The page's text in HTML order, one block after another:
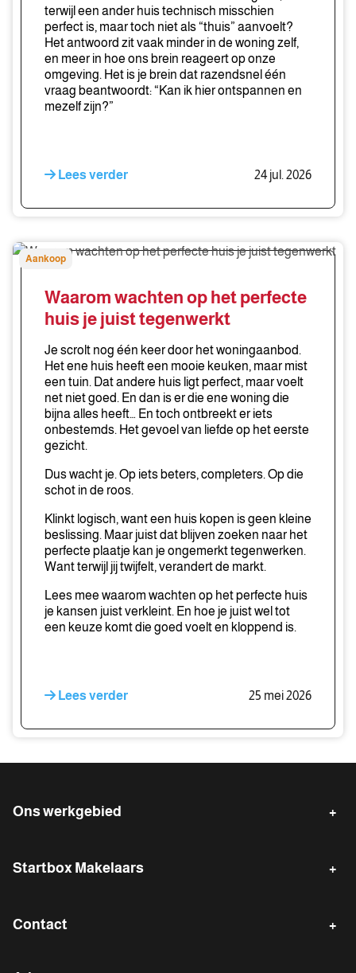
terwijl een ander huis technisch misschien
perfect is, maar toch niet als “thuis” aanvoelt?
Het antwoord zit vaak minder in de woning zelf,
en meer in hoe ons brein reageert op onze
omgeving. Het is je brein dat razendsnel één
vraag beantwoordt: “Kan ik hier ontspannen en
mezelf zijn?”
Lees verder 24 jul. 2026
Waarom
wachten
perfecte
tegenwerkt
Aankoop
Waarom wachten op het perfecte
huis je juist tegenwerkt
Je scrolt nog één keer door het woningaanbod.
Het ene huis heeft een mooie keuken, maar mist
een tuin. Dat andere huis ligt perfect, maar voelt
net niet goed. En dan is er die ene woning die
bijna alles heeft… En toch ontbreekt er iets
onbestemds. Het gevoel van liefde op het eerste
gezicht.
Dus wacht je. Op iets beters, completers. Op die
schot in de roos.
Klinkt logisch, want een huis kopen is geen kleine
beslissing. Maar juist dat blijven zoeken naar het
perfecte plaatje kan je ongemerkt tegenwerken.
Want terwijl jij twijfelt, verandert de markt.
Lees mee waarom wachten op het perfecte huis
je kansen juist verkleint. En hoe je juist wel tot
een keuze komt die goed voelt en kloppend is.
Lees verder 25 mei 2026
Ons werkgebied
Startbox Makelaars
Contact